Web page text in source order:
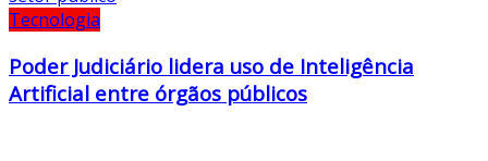
Tecnologia
Poder Judiciário lidera uso de Inteligência
Artificial entre órgãos públicos